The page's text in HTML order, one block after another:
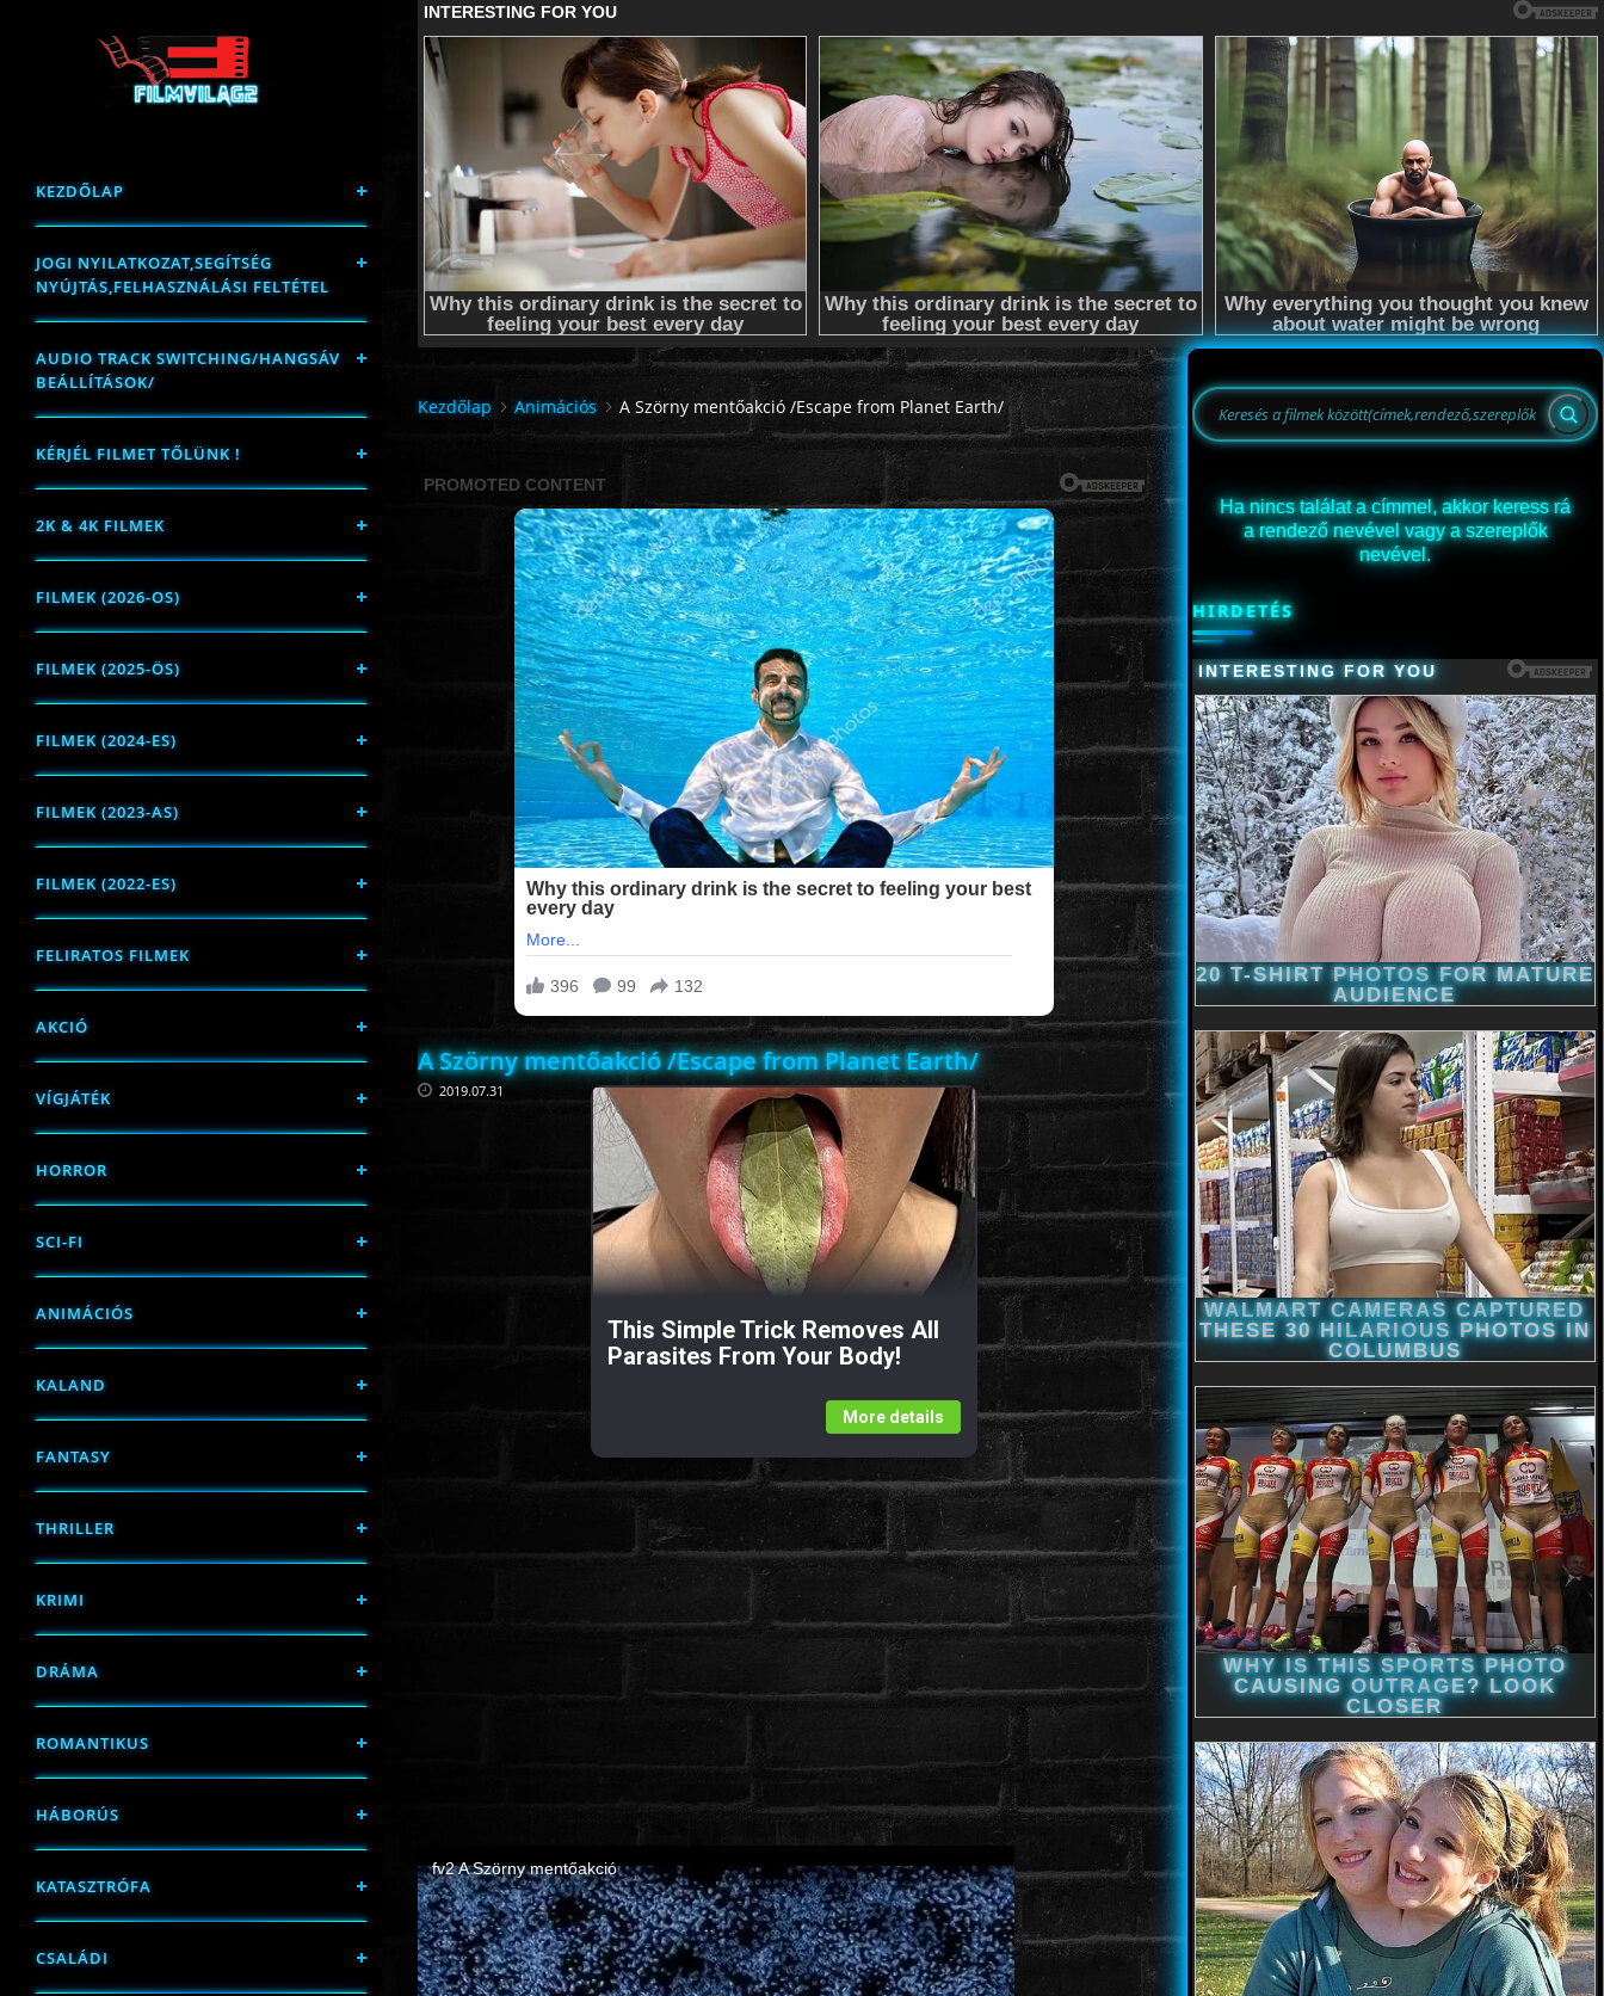
KEZDŐLAP
JOGI NYILATKOZAT,SEGÍTSÉG
NYÚJTÁS,FELHASZNÁLÁSI FELTÉTEL
AUDIO TRACK SWITCHING/HANGSÁV
BEÁLLÍTÁSOK/
KÉRJÉL FILMET TŐLÜNK !
2K & 4K FILMEK
FILMEK (2026-OS)
FILMEK (2025-ÖS)
FILMEK (2024-ES)
FILMEK (2023-AS)
FILMEK (2022-ES)
FELIRATOS FILMEK
AKCIÓ
VÍGJÁTÉK
HORROR
SCI-FI
ANIMÁCIÓS
KALAND
FANTASY
THRILLER
KRIMI
DRÁMA
ROMANTIKUS
HÁBORÚS
KATASZTRÓFA
CSALÁDI
Kezdőlap Animációs A Szörny mentőakció /Escape from Planet Earth/
A Szörny mentőakció /Escape from Planet Earth/
2019.07.31
This Simple Trick Removes All
Parasites From Your Body!
More details
Ha nincs találat a címmel, akkor keress rá
a rendező nevével vagy a szereplők
nevével.
HIRDETÉS